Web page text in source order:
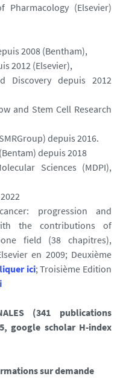
Pharmacology (Elsevier)
2008 (Bentham),
2012 (Elsevier),
Discovery depuis 2012
and Stem Cell Research
depuis 2016.
depuis 2018
Sciences (MDPI),
progression and
the contributions of
field (38 chapitres),
en 2009; Deuxième
ici; Troisième Edition
(341 publications
google scholar H-index
sur demande